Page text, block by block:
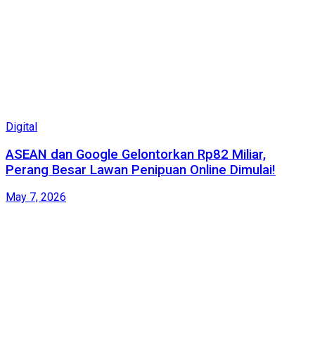
Digital
ASEAN dan Google Gelontorkan Rp82 Miliar,
Perang Besar Lawan Penipuan Online Dimulai!
May 7, 2026